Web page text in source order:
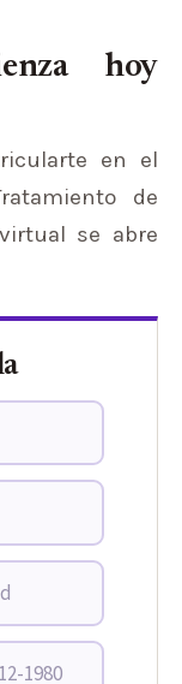
hoy
en el
de
se abre